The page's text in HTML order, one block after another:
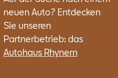
neuen Auto? Entdecken
Sie unseren
Partnerbetrieb: das
Autohaus Rhynern